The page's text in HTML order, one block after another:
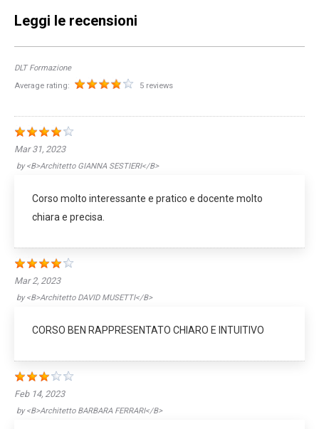
Leggi le recensioni
DLT Formazione
Average rating:
5 reviews
Mar 31, 2023
by<b>Architetto GIANNA SESTIERI</b>
Corso molto interessante e pratico e docente molto
chiara e precisa.
Mar 2, 2023
by<b>Architetto DAVID MUSETTI</b>
CORSO BEN RAPPRESENTATO CHIARO E INTUITIVO
Feb 14, 2023
by<b>Architetto BARBARA FERRARI</b>